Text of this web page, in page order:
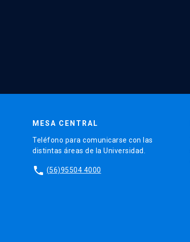
MESA CENTRAL
Teléfono para comunicarse con las
distintas áreas de la Universidad.
phone (56)95504 4000